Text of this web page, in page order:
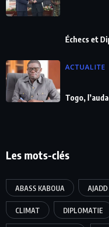
Échecs et
ACTUALITE
Togo,
Les mots-clés
ABASS KABOUA
CLIMAT DIPLOMATIE